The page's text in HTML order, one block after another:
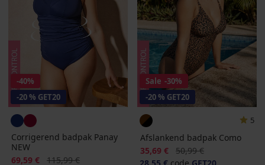
-40%
-20 % GET20
Corrigerend badpak Panay
NEW
Korting
69,59 € Oorspronkelijke prijs
115,99 €
Sale -30%
-20 % GET20
5
Afslankend badpak Como
Korting
35,69 € Oorspronkelijke prijs
50,99 €
28,55 € code GET20